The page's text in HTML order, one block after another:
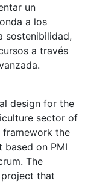
un
a los
sostenibilidad,
a través
design for the
sector of
framework the
on PMI
The
that